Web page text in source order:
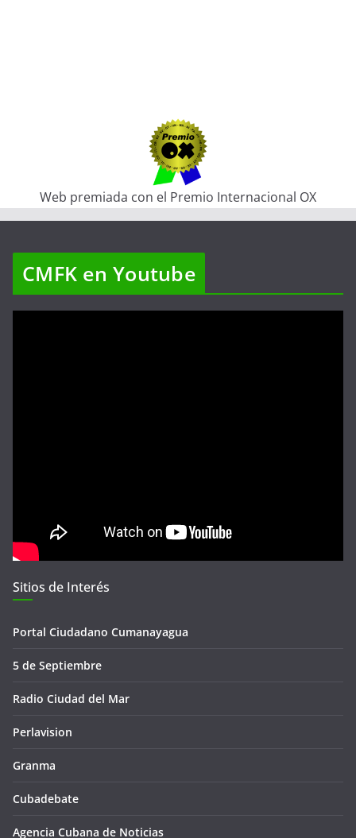
Web premiada con el Premio Internacional OX
CMFK en Youtube
Sitios de Interés
Portal Ciudadano Cumanayagua
5 de Septiembre
Radio Ciudad del Mar
Perlavision
Granma
Cubadebate
Agencia Cubana de Noticias